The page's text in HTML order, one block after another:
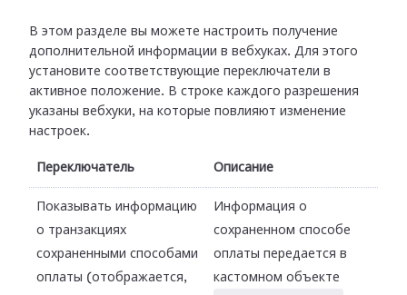
В этом разделе вы можете настроить получение
дополнительной информации в вебхуках. Для этого
установите соответствующие переключатели в
активное положение. В строке каждого разрешения
указаны вебхуки, на которые повлияют изменение
настроек.
Переключатель Описание
Показывать информацию
о транзакциях
сохраненными способами
оплаты (отображается,
Информация о
сохраненном способе
оплаты передается в
кастомном объекте